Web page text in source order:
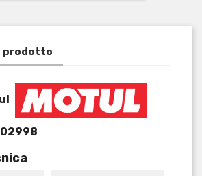
prodotto